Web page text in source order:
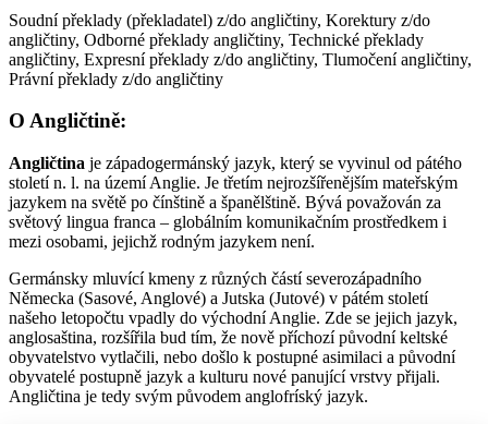
Soudní překlady (překladatel) z/do angličtiny, Korektury z/do
angličtiny, Odborné překlady angličtiny, Technické překlady
angličtiny, Expresní překlady z/do angličtiny, Tlumočení angličtiny,
Právní překlady z/do angličtiny
O Angličtině:
Angličtina je západogermánský jazyk, který se vyvinul od pátého
století n. l. na území Anglie. Je třetím nejrozšířenějším mateřským
jazykem na světě po čínštině a španělštině. Bývá považován za
světový lingua franca – globálním komunikačním prostředkem i
mezi osobami, jejichž rodným jazykem není.
Germánsky mluvící kmeny z různých částí severozápadního
Německa (Sasové, Anglové) a Jutska (Jutové) v pátém století
našeho letopočtu vpadly do východní Anglie. Zde se jejich jazyk,
anglosaština, rozšířila bud tím, že nově příchozí původní keltské
obyvatelstvo vytlačili, nebo došlo k postupné asimilaci a původní
obyvatelé postupně jazyk a kulturu nové panující vrstvy přijali.
Angličtina je tedy svým původem anglofríský jazyk.